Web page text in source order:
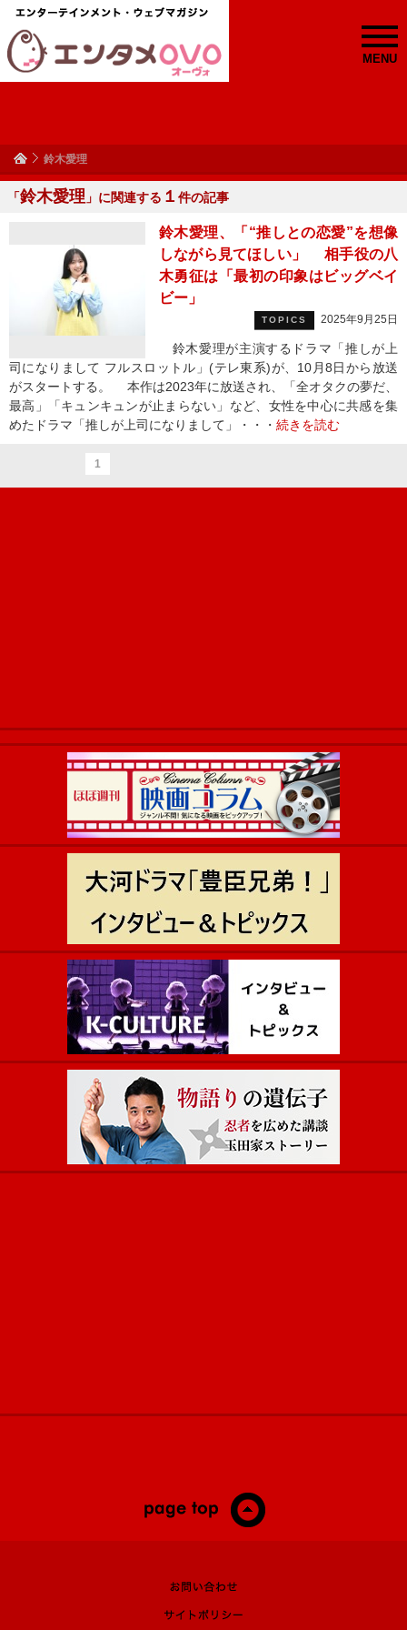
MENU
鈴⽊愛理
「鈴⽊愛理 」に関連する １ 件の記事
鈴木愛理、「“推しとの恋愛”を想像
しながら見てほしい」 相手役の八
木勇征は「最初の印象はビッグベイ
ビー」
TOPICS 2025年9月25日
鈴⽊愛理が主演するドラマ「推しが上
司になりまして フルスロットル」(テレ東系)が、10月8日から放送
がスタートする。 本作は2023年に放送され、「全オタクの夢だ、
最高」「キュンキュンが止まらない」など、女性を中心に共感を集
めたドラマ「推しが上司になりまして」・・・ 続きを読む
1